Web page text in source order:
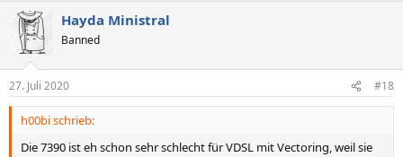
k
e
n
Hayda Ministral
Banned
27. Juli 2020 #18
h00bi schrieb:
Die 7390 ist eh schon sehr schlecht für VDSL mit Vectoring, weil sie